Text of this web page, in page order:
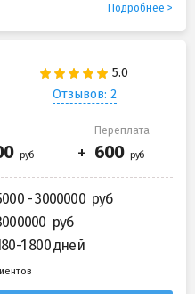
Подробнее
Отзывов: 2
Переплата
- 3000000
1 800 дней